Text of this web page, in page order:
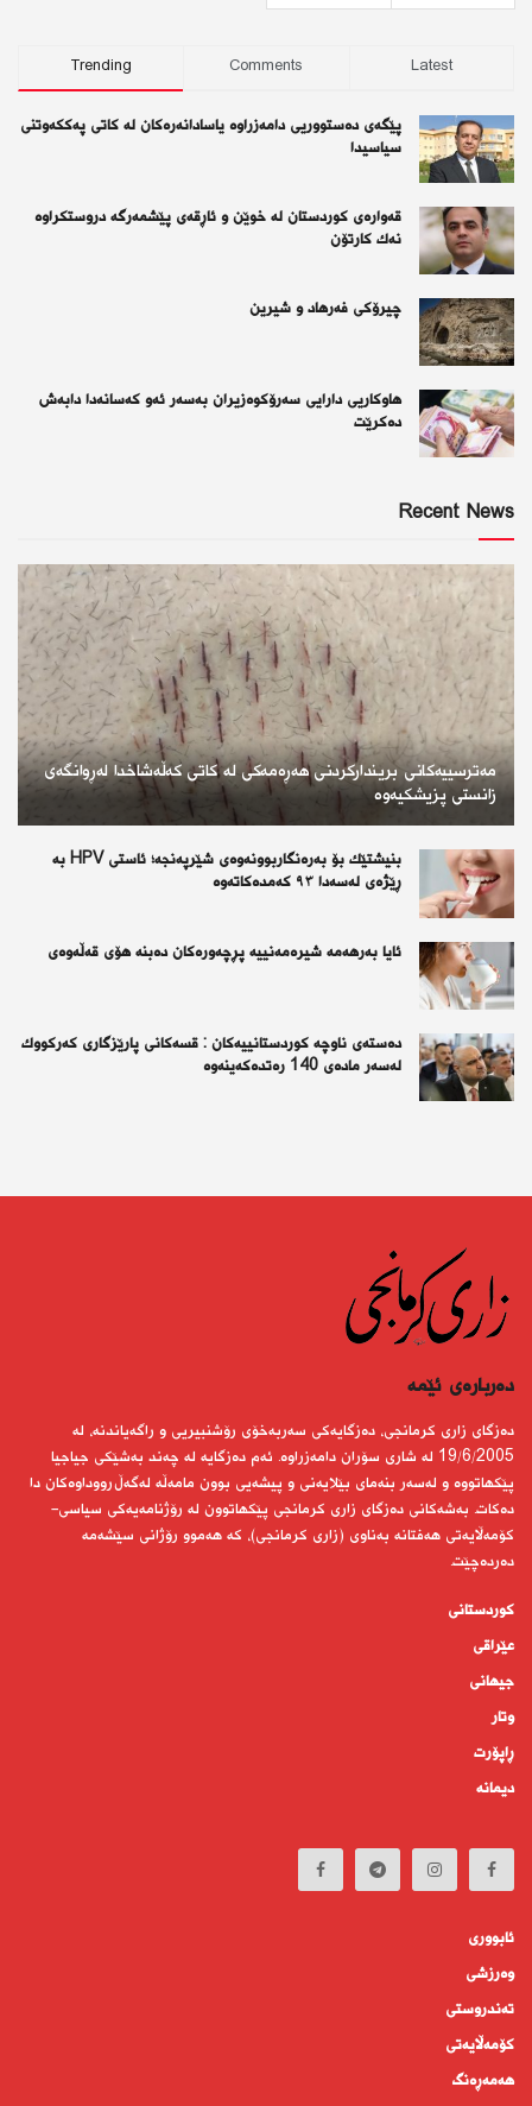
Trending Comments Latest
پێگەی دەستووریی دامەزراوە یاسادانەرەكان لە كاتی پەككەوتنی
سیاسیدا
قەوارەی كوردستان لە خوێن و ئاڕقەی پێشمەرگە دروستكراوە
نەك كارتۆن
چیرۆكی فەرهاد و شیرین
هاوکاریی دارایی سەرۆکوەزیران بەسەر ئەو كەسانەدا دابەش
دەکرێت
Recent News
مەترسییەکانی بریندارکردنی هەڕەمەکی لە کاتی کەڵەشاخدا لەڕوانگەی
زانستی پزیشکیەوە
بنیشتێك بۆ بەرەنگاربوونەوەی شێرپەنجە؛ ئاستی HPV بە
ڕێژەی لەسەدا ٩٣ كەمدەكاتەوە
ئايا به‌رهه‌مه‌ شيره‌مه‌نييه‌ پڕچه‌وره‌كان ده‌بنه‌ هۆى قه‌ڵه‌وه‌ى
دەستەی ناوچە كوردستانییەكان : قسەكانی پارێزگاری كەركووك
لەسەر مادەی 140 رەتدەكەینەوە
دەربارەى ئێمە
دەزگای زاری كرمانجی، دەزگایەكی سەربەخۆی رۆشنبیریی و راگەیاندنە، لە
19/6/2005 لە شاری سۆران دامەزراوە. ئەم دەزگایە لە چەند بەشێكی جیاجیا
پێكهاتووە و لەسەر بنەمای بێلایەنی و پیشەیی بوون مامەڵە لەگەڵ رووداوەكان دا
دەكات. بەشەكانی دەزگای زاری كرمانجی پێكهاتوون لە رۆژنامەیەكی سیاسی-
كۆمەڵایەتی هەفتانە بەناوی (زاری كرمانجی)، كە هەموو رۆژانی سێشەمە
دەردەچێت.
کوردستانى
عێراقی
جیهانى
وتار
ڕاپۆرت
دیمانە
ئابوورى
وەرزشی
تەندروستى
كۆمه‌ڵايه‌تى
هەمەڕەنگ